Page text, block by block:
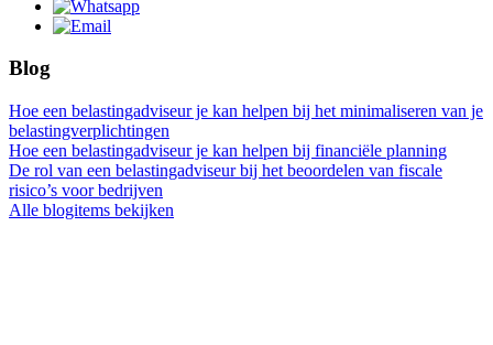
Blog
Hoe een belastingadviseur je kan helpen bij het minimaliseren van je
belastingverplichtingen
Hoe een belastingadviseur je kan helpen bij financiële planning
De rol van een belastingadviseur bij het beoordelen van fiscale
risico’s voor bedrijven
Alle blogitems bekijken